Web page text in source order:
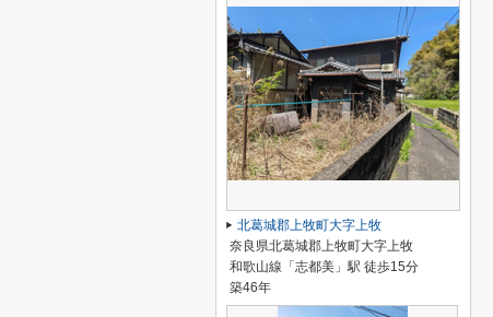
北葛城郡上牧町大字上牧
奈良県北葛城郡上牧町大字上牧
和歌山線「志都美」駅 徒歩15分
築46年